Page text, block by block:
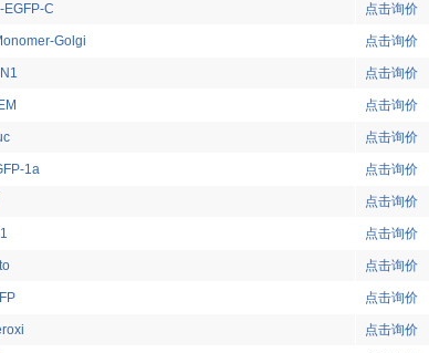
C 点击询价
Golgi 点击询价
点击询价
点击询价
点击询价
1a 点击询价
点击询价
点击询价
点击询价
点击询价
点击询价